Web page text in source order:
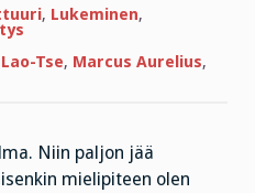
, Lukeminen,
Lao-Tse, Marcus Aurelius,
Niin paljon jää
mielipiteen olen